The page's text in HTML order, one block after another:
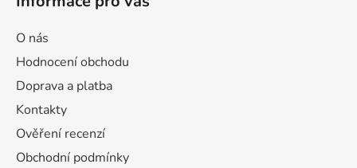
O nás
Hodnocení obchodu
Doprava a platba
Kontakty
Ověření recenzí
Obchodní podmínky